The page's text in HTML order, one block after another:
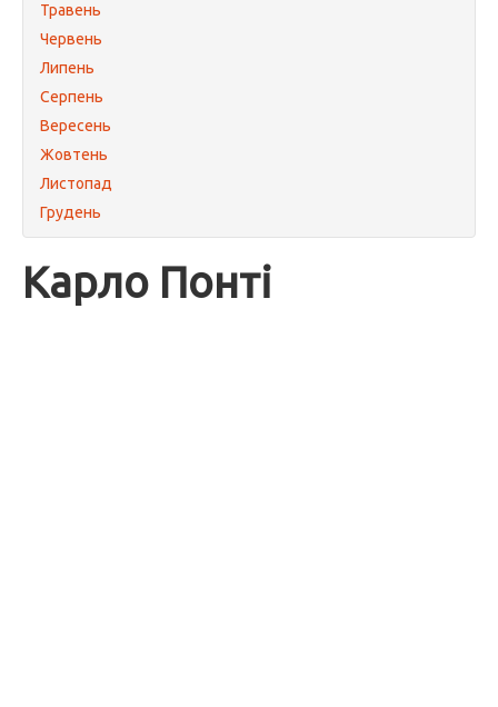
Травень
Червень
Липень
Серпень
Вересень
Жовтень
Листопад
Грудень
Карло Понті